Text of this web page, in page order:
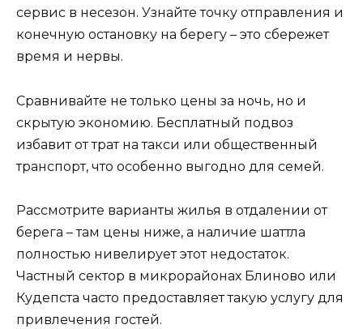
сервис в несезон. Узнайте точку отправления и
конечную остановку на берегу – это сбережет
время и нервы.
Сравнивайте не только цены за ночь, но и
скрытую экономию. Бесплатный подвоз
избавит от трат на такси или общественный
транспорт, что особенно выгодно для семей.
Рассмотрите варианты жилья в отдалении от
берега – там цены ниже, а наличие шаттла
полностью нивелирует этот недостаток.
Частный сектор в микрорайонах Блиново или
Кудепста часто предоставляет такую услугу для
привлечения гостей.